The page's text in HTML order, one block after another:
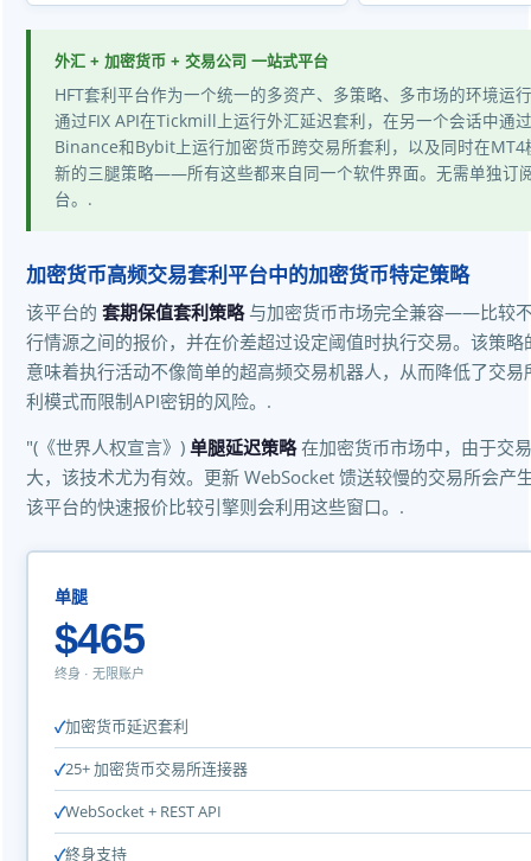
外汇 + 加密货币 + 交易公司 一站式平台
HFT套利平台作为一个统一的多资产、多策略、多市场的环境运
通过FIX API在Tickmill上运行外汇延迟套利，在另一个会话中通
Binance和Bybit上运行加密货币跨交易所套利，以及同时在MT4
新的三腿策略——所有这些都来自同一个软件界面。无需单独订
台。.
加密货币高频交易套利平台中的加密货币特定策略
该平台的 套期保值套利策略与加密货币市场完全兼容——比较
行情源之间的报价，并在价差超过设定阈值时执行交易。该策略
意味着执行活动不像简单的超高频交易机器人，从而降低了交
利模式而限制API密钥的风险。.
"(《世界人权宣言》) 单腿延迟策略在加密货币市场中，由于交
大，该技术尤为有效。更新 WebSocket 馈送较慢的交易所会产
该平台的快速报价比较引擎则会利用这些窗口。.
单腿
$465
终身 · 无限账户
加密货币延迟套利
25+ 加密货币交易所连接器
WebSocket + REST API
終身支持